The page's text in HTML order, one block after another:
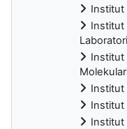
Institut
Institut
Institut
Institut
Institut
Institut